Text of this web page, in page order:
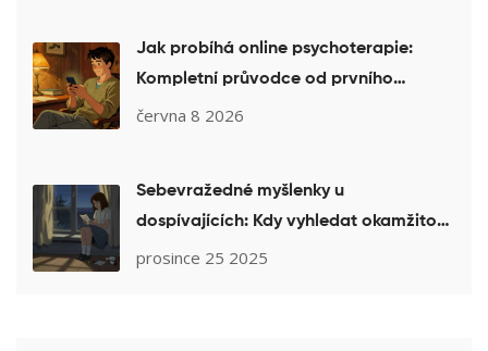
Jak probíhá online psychoterapie:
Kompletní průvodce od prvního
kontaktu po závěr
června 8 2026
Sebevražedné myšlenky u
dospívajících: Kdy vyhledat okamžitou
pomoc
prosince 25 2025